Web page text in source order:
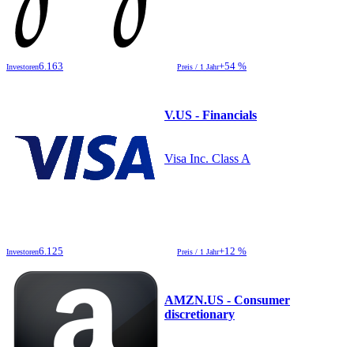
Investoren6.163 Preis / 1 Jahr+54 %
V.US - Financials
Visa Inc. Class A
Investoren6.125 Preis / 1 Jahr+12 %
AMZN.US - Consumer
discretionary